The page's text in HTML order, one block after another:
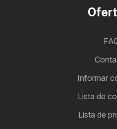
Informar
Lista de
Lista de